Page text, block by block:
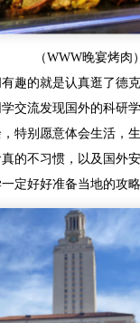
（WWW晚宴烤肉）
趣的就是认真逛了德
交流发现国外的科研
特别愿意体会生活，
的不习惯，以及国外
定好好准备当地的攻略